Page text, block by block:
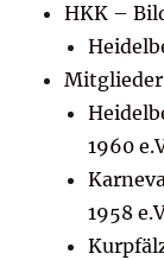
HKK –
Mitglieder
1960
1958